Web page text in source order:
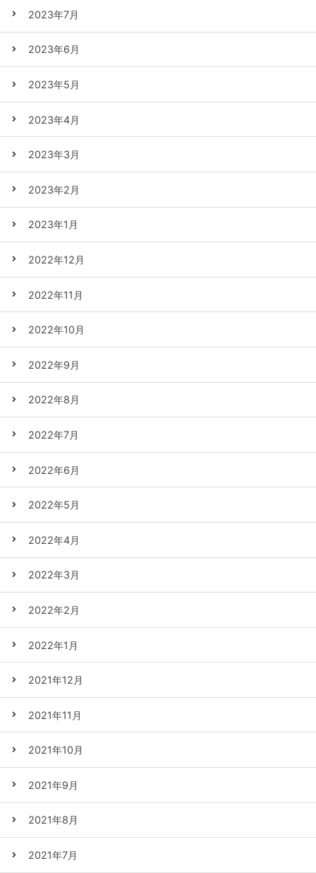
2023年7月
2023年6月
2023年5月
2023年4月
2023年3月
2023年2月
2023年1月
2022年12月
2022年11月
2022年10月
2022年9月
2022年8月
2022年7月
2022年6月
2022年5月
2022年4月
2022年3月
2022年2月
2022年1月
2021年12月
2021年11月
2021年10月
2021年9月
2021年8月
2021年7月